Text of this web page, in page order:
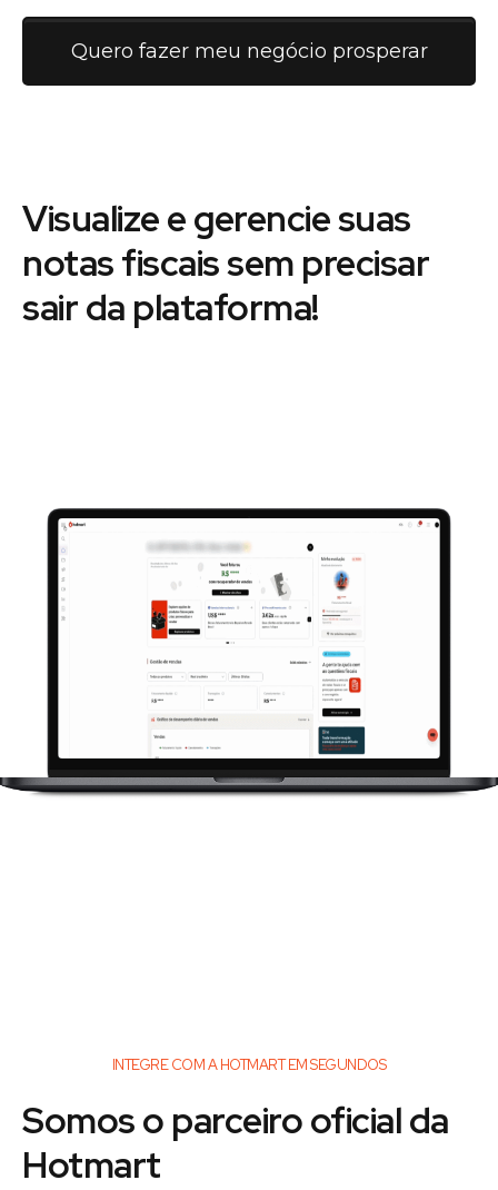
Quero fazer meu negócio prosperar
Visualize e gerencie suas
notas fiscais sem precisar
sair da plataforma!
INTEGRE COM A HOTMART EM SEGUNDOS
Somos o parceiro oficial da
Hotmart